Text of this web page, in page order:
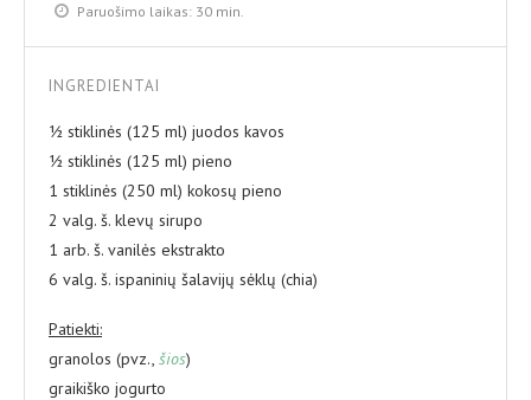
Paruošimo laikas: 30 min.
INGREDIENTAI
½ stiklinės (125 ml) juodos kavos
½ stiklinės (125 ml) pieno
1 stiklinės (250 ml) kokosų pieno
2 valg. š. klevų sirupo
1 arb. š. vanilės ekstrakto
6 valg. š. ispaninių šalavijų sėklų (chia)
Patiekti:
granolos (pvz., šios)
graikiško jogurto